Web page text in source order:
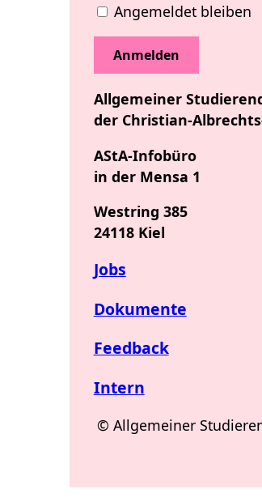
Angemeldet bleiben
Allgemeiner
der Christian-
AStA-Infobüro
in der Mensa 1
Westring 385
24118 Kiel
Jobs
Dokumente
Feedback
Intern
© Allgemeiner